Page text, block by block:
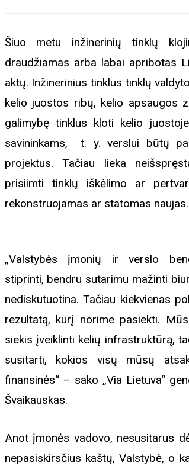
Šiuo metu inžinerinių tinklų
draudžiamas arba labai apribotas
aktų. Inžinerinius tinklus tinklų
kelio juostos ribų, kelio apsaugos
galimybę tinklus kloti kelio
savininkams, t. y. verslui būtų
projektus. Tačiau lieka
prisiimti tinklų iškėlimo ar
rekonstruojamas ar statomas naujas.
„Valstybės įmonių ir verslo
stiprinti, bendru sutarimu mažinti
nediskutuotina. Tačiau kiekvienas
rezultatą, kurį norime pasiekti.
siekis įveiklinti kelių infrastruktūrą,
susitarti, kokios visų mūsų
finansinės“ – sako „Via Lietuva“
Švaikauskas.
Anot įmonės vadovo, nesusitarus
nepasiskirsčius kaštų, Valstybė, o